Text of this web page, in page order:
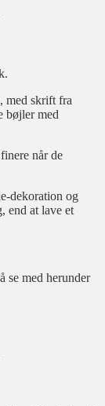
med skrift fra
bøjler med
når de
dekoration og
end at lave et
med herunder